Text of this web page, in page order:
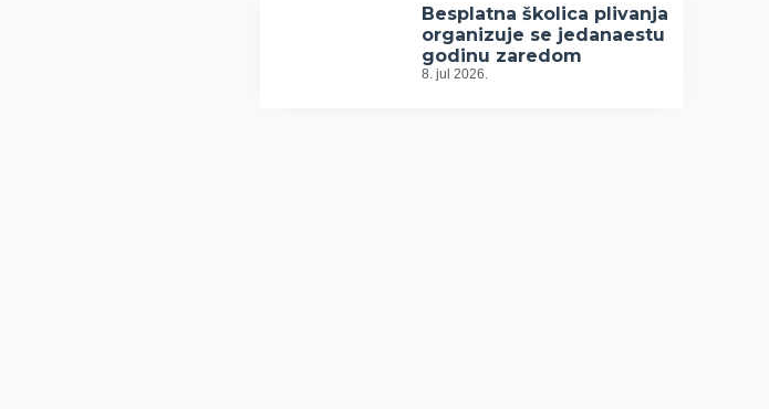
Besplatna školica plivanja
organizuje se jedanaestu
godinu zaredom
8. jul 2026.